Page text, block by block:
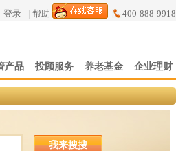
登录 | 帮助 400-888-9918
产品 投顾服务 养老基金 企业理财
我来搜搜